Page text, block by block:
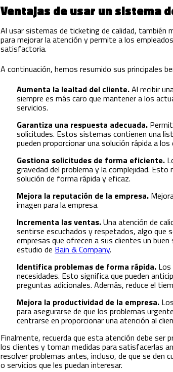
Ventajas de usar un sistema
Al usar sistemas de ticketing de calidad, también
para mejorar la atención y permite a los
satisfactoria.
A continuación, hemos resumido sus principales
Aumenta la lealtad del cliente.Al recibir
siempre es más caro que mantener a los
servicios.
Garantiza una respuesta adecuada.
solicitudes. Estos sistemas contienen una
pueden proporcionar una solución rápida a
Gestiona solicitudes de forma eficiente.
gravedad del problema y la complejidad.
solución de forma rápida y eficaz.
Mejora la reputación de la empresa.
imagen para la empresa.
Incrementa las ventas.Una atención de
sentirse escuchados y respetados, algo que
empresas que ofrecen a sus clientes un
estudio de Bain & Company.
Identifica problemas de forma rápida.
necesidades. Esto significa que pueden
preguntas adicionales. Además, reduce el
Mejora la productividad de la empresa.
para asegurarse de que los problemas
centrarse en proporcionar una atención al
Finalmente, recuerda que esta atención debe ser
los clientes y toman medidas para satisfacerlas
resolver problemas antes, incluso, de que se
o servicios que les puedan interesar.